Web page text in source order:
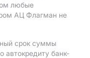
любые
АЦ Флагман не
срок суммы
автокредиту банк-